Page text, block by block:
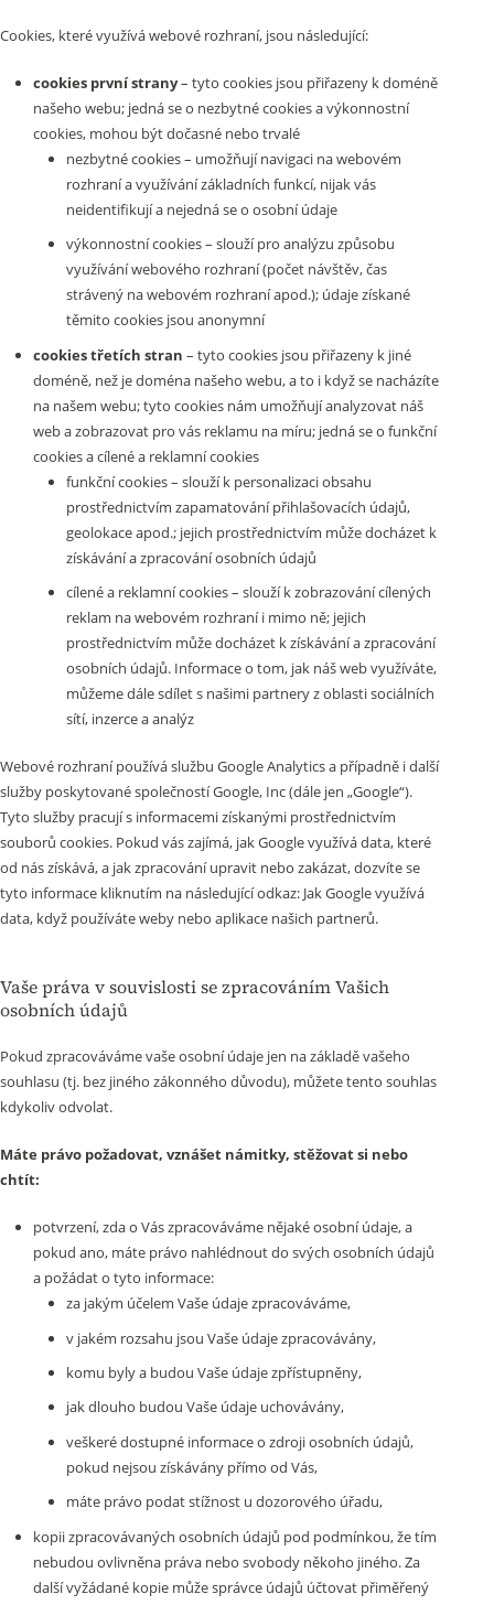
Cookies, které využívá webové rozhraní, jsou následující:
cookies první strany– tyto cookies jsou přiřazeny k doméně
našeho webu; jedná se o nezbytné cookies a výkonnostní
cookies, mohou být dočasné nebo trvalé
nezbytné cookies – umožňují navigaci na webovém
rozhraní a využívání základních funkcí, nijak vás
neidentifikují a nejedná se o osobní údaje
výkonnostní cookies – slouží pro analýzu způsobu
využívání webového rozhraní (počet návštěv, čas
strávený na webovém rozhraní apod.); údaje získané
těmito cookies jsou anonymní
cookies třetích stran – tyto cookies jsou přiřazeny k jiné
doméně, než je doména našeho webu, a to i když se nacházíte
na našem webu; tyto cookies nám umožňují analyzovat náš
web a zobrazovat pro vás reklamu na míru; jedná se o funkční
cookies a cílené a reklamní cookies
funkční cookies – slouží k personalizaci obsahu
prostřednictvím zapamatování přihlašovacích údajů,
geolokace apod.; jejich prostřednictvím může docházet k
získávání a zpracování osobních údajů
cílené a reklamní cookies – slouží k zobrazování cílených
reklam na webovém rozhraní i mimo ně; jejich
prostřednictvím může docházet k získávání a zpracování
osobních údajů. Informace o tom, jak náš web využíváte,
můžeme dále sdílet s našimi partnery z oblasti sociálních
sítí, inzerce a analýz
Webové rozhraní používá službu Google Analytics a případně i další
služby poskytované společností Google, Inc (dále jen „Google“).
Tyto služby pracují s informacemi získanými prostřednictvím
souborů cookies. Pokud vás zajímá, jak Google využívá data, které
od nás získává, a jak zpracování upravit nebo zakázat, dozvíte se
tyto informace kliknutím na následující odkaz: Jak Google využívá
data, když používáte weby nebo aplikace našich partnerů.
Vaše práva v souvislosti se zpracováním Vašich
osobních údajů
Pokud zpracováváme vaše osobní údaje jen na základě vašeho
souhlasu (tj. bez jiného zákonného důvodu), můžete tento souhlas
kdykoliv odvolat.
Máte právo požadovat, vznášet námitky, stěžovat si nebo
chtít:
potvrzení, zda o Vás zpracováváme nějaké osobní údaje, a
pokud ano, máte právo nahlédnout do svých osobních údajů
a požádat o tyto informace:
za jakým účelem Vaše údaje zpracováváme,
v jakém rozsahu jsou Vaše údaje zpracovávány,
komu byly a budou Vaše údaje zpřístupněny,
jak dlouho budou Vaše údaje uchovávány,
veškeré dostupné informace o zdroji osobních údajů,
pokud nejsou získávány přímo od Vás,
máte právo podat stížnost u dozorového úřadu,
kopii zpracovávaných osobních údajů pod podmínkou, že tím
nebudou ovlivněna práva nebo svobody někoho jiného. Za
další vyžádané kopie může správce údajů účtovat přiměřený